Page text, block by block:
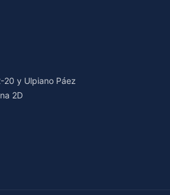
20 y Ulpiano Páez
2D